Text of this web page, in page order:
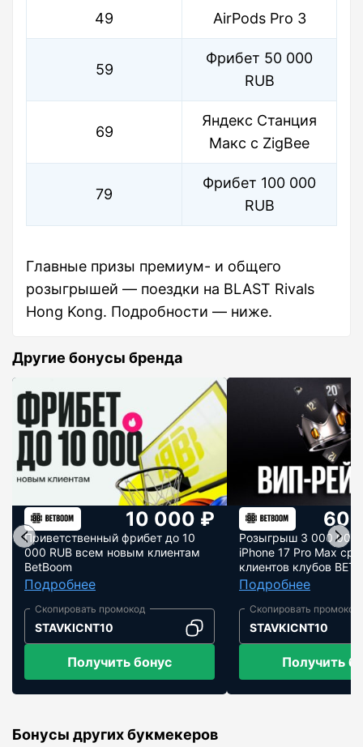
49 AirPods Pro 3
59
Фрибет 50 000
RUB
69
Яндекс Cтанция
Макс с ZigBee
79
Фрибет 100 000
RUB
Главные призы премиум- и общего
розыгрышей — поездки на BLAST Rivals
Hong Kong. Подробности — ниже.
Другие бонусы бренда
10 000 ₽
Приветственный фрибет до 10
000 RUB всем новым клиентам
BetBoom
Подробнее
STAVKICNT10
Получить бонус
Розыгрыш 3 000 000
iPhone 17 Pro Max
клиентов клубов
Подробнее
STAVKICNT10
Получить
Бонусы других букмекеров